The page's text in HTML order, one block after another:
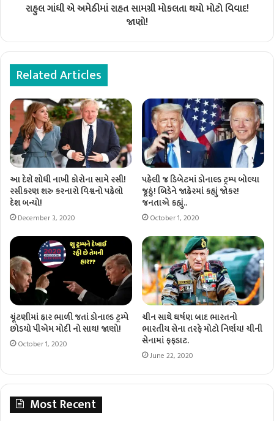
રાહુલ ગાંધી એ અમેઠીમાં રાહત સામગ્રી મોકલતા થયો મોટો વિવાદ!
જાણો!
Related Articles
આ દેશે શોધી નાખી કોરોના સામે રસી!
રસીકરણ શરુ કરનારો વિશ્વનો પહેલો
દેશ બન્યો!
December 3, 2020
પહેલી જ ડિબેટમાં ડોનાલ્ડ ટ્રમ્પ બોલ્યા
જૂઠું! બિડેને જાહેરમાં કહ્યું જોકર!
જનતાએ કહ્યું..
October 1, 2020
ચૂંટણીમાં હાર ભાળી જતાં ડોનાલ્ડ ટ્રમ્પે
છોડયો પીએમ મોદી નો સાથ! જાણો!
October 1, 2020
ચીન સાથે ઘર્ષણ બાદ ભારતનો
ભારતીય સેના તરફે મોટો નિર્ણય! ચીની
સેનામાં ફફડાટ.
June 22, 2020
Most Recent